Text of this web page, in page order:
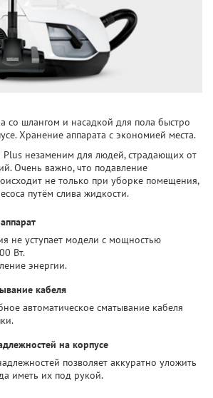
со шлангом и насадкой для пола быстро
Хранение аппарата с экономией места.
Plus незаменим для людей, страдающих от
Очень важно, что подавление
не только при уборке помещения,
путём слива жидкости.
не уступает модели с мощностью
Вт.
энергии.
кабеля
автоматическое сматывание кабеля
на корпусе
позволяет аккуратно уложить
иметь их под рукой.